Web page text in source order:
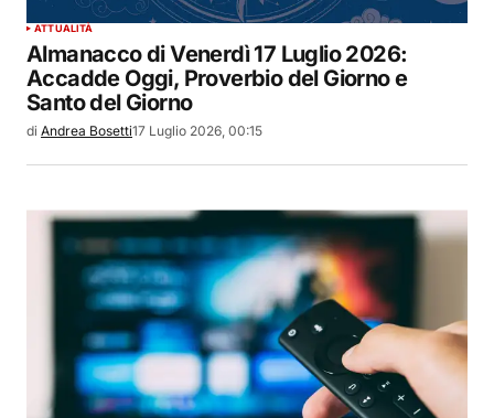
ATTUALITÀ
Almanacco di Venerdì 17 Luglio 2026:
Accadde Oggi, Proverbio del Giorno e
Santo del Giorno
di Andrea Bosetti17 Luglio 2026, 00:15